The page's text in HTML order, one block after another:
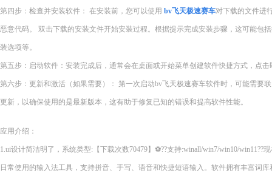
第四步：检查并安装软件： 在安装前，您可以使用 bv飞天极速赛车对下载的文件进
恶意代码。 双击下载的安装文件开始安装过程。根据提示完成安装步骤，这可能包
装选项等。
第五步：启动软件：安装完成后，通常会在桌面或开始菜单创建软件快捷方式，点
第六步：更新和激活（如果需要）： 第一次启动bv飞天极速赛车软件时，可能需要
更新，以确保使用的是最新版本，这有助于修复已知的错误和提高软件性能。
应用介绍：
1.ui设计简洁明了，系统类型:【下载次数70479】⚽??支持:winall/win7/win10/win11??
日常使用的输入法工具，支持拼音、手写、语音和快捷短语输入。软件拥有丰富词